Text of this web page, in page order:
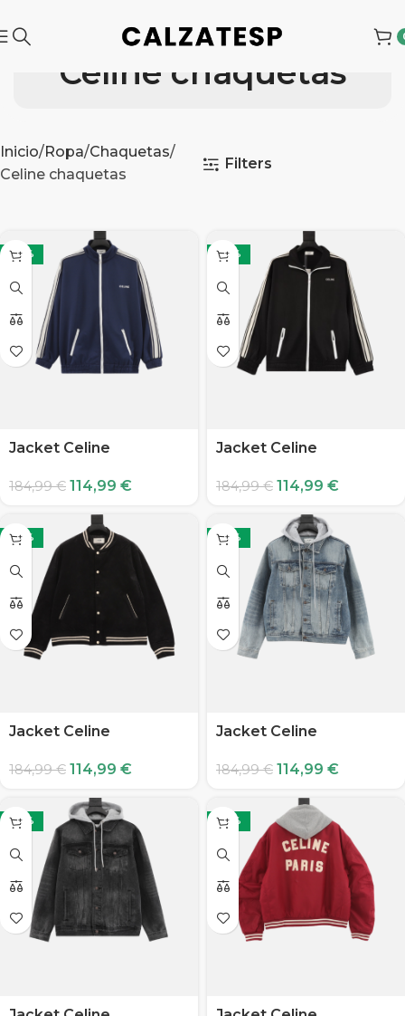
Celine chaquetas
Inicio Ropa Chaquetas
Celine chaquetas
Filters
-38%
Jacket Celine
184,99€ 114,99 €
-38%
Jacket Celine
184,99€ 114,99 €
-38%
Jacket Celine
184,99€ 114,99 €
-38%
Jacket Celine
184,99€ 114,99 €
-38% -38%